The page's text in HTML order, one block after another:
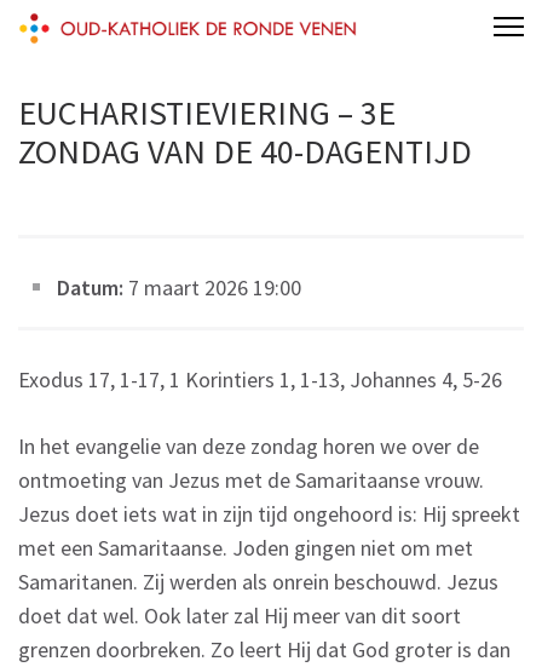
Skip
(Press
Enter)
Oud-Katholiek De Ronde Venen
EUCHARISTIEVIERING – 3E
ZONDAG VAN DE 40-DAGENTIJD
Datum: 7 maart 2026 19:00
Exodus 17, 1-17, 1 Korintiers 1, 1-13, Johannes 4, 5-26
In het evangelie van deze zondag horen we over de
ontmoeting van Jezus met de Samaritaanse vrouw.
Jezus doet iets wat in zijn tijd ongehoord is: Hij spreekt
met een Samaritaanse. Joden gingen niet om met
Samaritanen. Zij werden als onrein beschouwd. Jezus
doet dat wel. Ook later zal Hij meer van dit soort
grenzen doorbreken. Zo leert Hij dat God groter is dan